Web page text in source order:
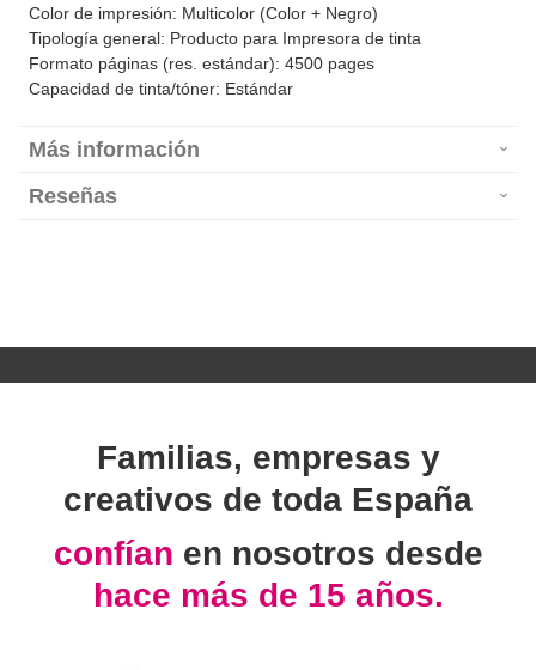
Color de impresión: Multicolor (Color + Negro)
Tipología general: Producto para Impresora de tinta
Formato páginas (res. estándar): 4500 pages
Capacidad de tinta/tóner: Estándar
Más información
Reseñas
Familias, empresas y
creativos de toda España
confían en nosotros desde
hace más de 15 años.